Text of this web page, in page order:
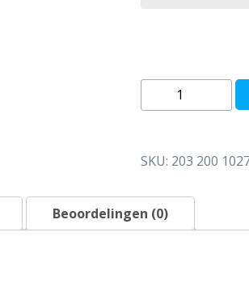
buffervat
-
horizontaal
aantal
SKU: 203 200
Beoordelingen (0)